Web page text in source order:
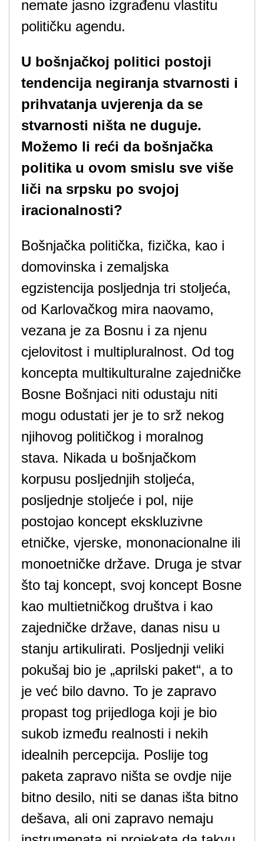
nemate jasno izgrađenu vlastitu
političku agendu.
U bošnjačkoj politici postoji
tendencija negiranja stvarnosti i
prihvatanja uvjerenja da se
stvarnosti ništa ne duguje.
Možemo li reći da bošnjačka
politika u ovom smislu sve više
liči na srpsku po svojoj
iracionalnosti?
Bošnjačka politička, fizička, kao i
domovinska i zemaljska
egzistencija posljednja tri stoljeća,
od Karlovačkog mira naovamo,
vezana je za Bosnu i za njenu
cjelovitost i multipluralnost. Od tog
koncepta multikulturalne zajedničke
Bosne Bošnjaci niti odustaju niti
mogu odustati jer je to srž nekog
njihovog političkog i moralnog
stava. Nikada u bošnjačkom
korpusu posljednjih stoljeća,
posljednje stoljeće i pol, nije
postojao koncept ekskluzivne
etničke, vjerske, mononacionalne ili
monoetničke države. Druga je stvar
što taj koncept, svoj koncept Bosne
kao multietničkog društva i kao
zajedničke države, danas nisu u
stanju artikulirati. Posljednji veliki
pokušaj bio je „aprilski paket“, a to
je već bilo davno. To je zapravo
propast tog prijedloga koji je bio
sukob između realnosti i nekih
idealnih percepcija. Poslije tog
paketa zapravo ništa se ovdje nije
bitno desilo, niti se danas išta bitno
dešava, ali oni zapravo nemaju